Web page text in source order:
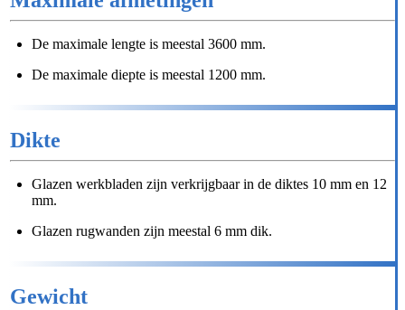
De maximale lengte is meestal 3600 mm.
De maximale diepte is meestal 1200 mm.
Dikte
Glazen werkbladen zijn verkrijgbaar in de diktes 10 mm en 12
mm.
Glazen rugwanden zijn meestal 6 mm dik.
Gewicht